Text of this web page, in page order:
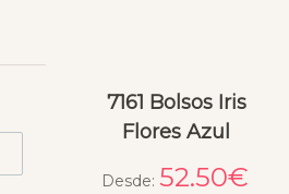
7161 Bolsos Iris
Flores Azul
Desde: 52.50€